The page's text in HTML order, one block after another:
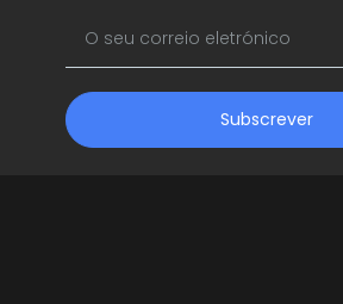
Subscrever